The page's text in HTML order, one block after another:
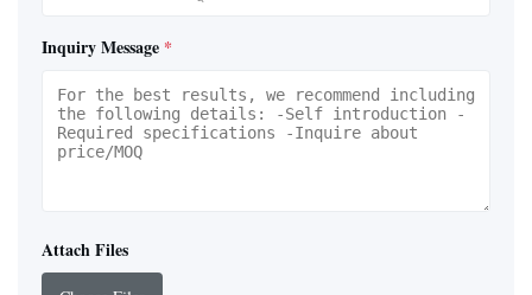
Inquiry Message *
Attach Files